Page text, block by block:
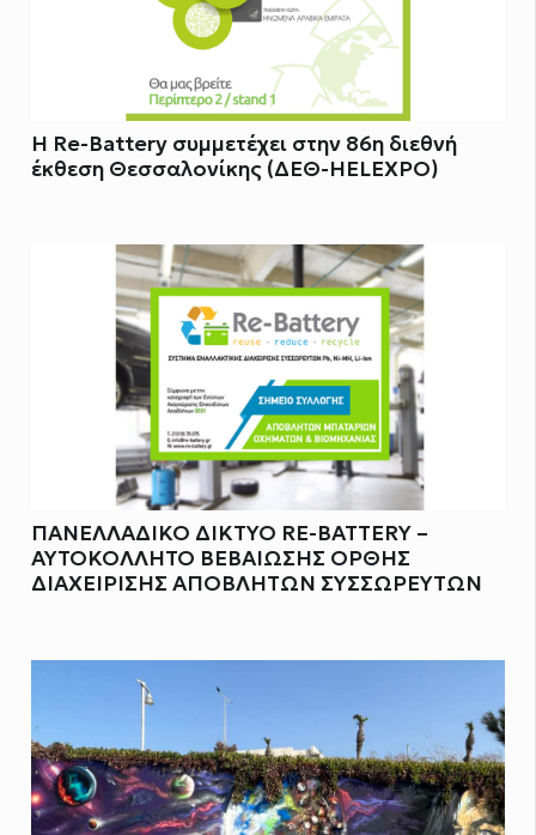
Η Re-Battery συμμετέχει στην 86η διεθνή
έκθεση Θεσσαλονίκης (ΔΕΘ-HELEXPO)
ΠΑΝΕΛΛΑΔΙΚΟ ΔΙΚΤΥΟ RE-BATTERY –
ΑΥΤΟΚΟΛΛΗΤΟ ΒΕΒΑΙΩΣΗΣ ΟΡΘΗΣ
ΔΙΑΧΕΙΡΙΣΗΣ ΑΠΟΒΛΗΤΩΝ ΣΥΣΣΩΡΕΥΤΩΝ